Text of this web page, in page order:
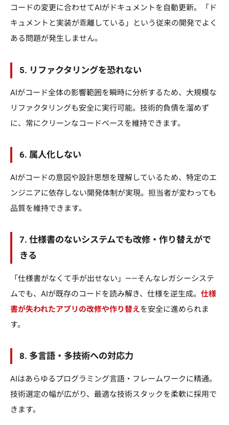
コードの変更に合わせてAIがドキュメントを自動更新。「ド
キュメントと実装が乖離している」という従来の開発でよく
ある問題が発生しません。
5. リファクタリングを恐れない
AIがコード全体の影響範囲を瞬時に分析するため、大規模な
リファクタリングも安全に実行可能。技術的負債を溜めず
に、常にクリーンなコードベースを維持できます。
6. 属人化しない
AIがコードの意図や設計思想を理解しているため、特定のエ
ンジニアに依存しない開発体制が実現。担当者が変わっても
品質を維持できます。
7. 仕様書のないシステムでも改修・作り替えがで
きる
「仕様書がなくて手が出せない」——そんなレガシーシステ
ムでも、AIが既存のコードを読み解き、仕様を逆生成。 仕様
書が失われたアプリの改修や作り替えを安全に進められま
す。
8. 多言語・多技術への対応力
AIはあらゆるプログラミング言語・フレームワークに精通。
技術選定の幅が広がり、最適な技術スタックを柔軟に採用で
きます。